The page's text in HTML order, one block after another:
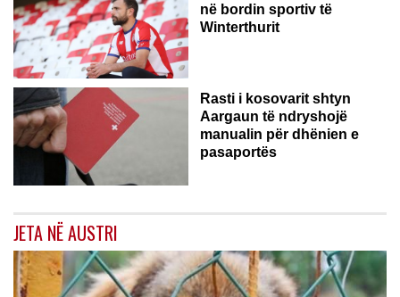
në bordin sportiv të
Winterthurit
Rasti i kosovarit shtyn
Aargaun të ndryshojë
manualin për dhënien e
pasaportës
JETA NË AUSTRI